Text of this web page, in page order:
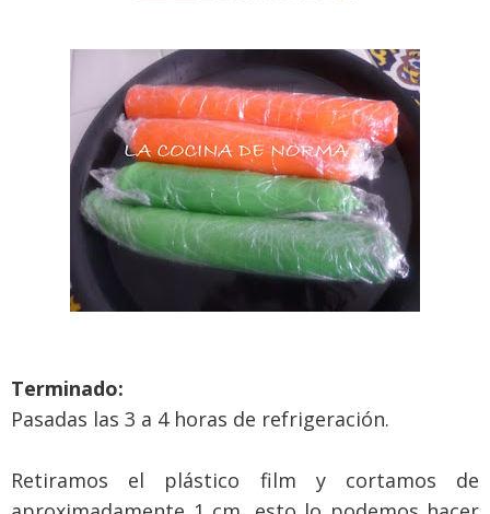
Terminado:
Pasadas las 3 a 4 horas de refrigeración.
Retiramos el plástico film y cortamos de